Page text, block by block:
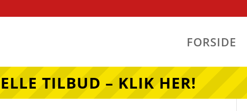
FORSIDE
TILBUD – KLIK HER!